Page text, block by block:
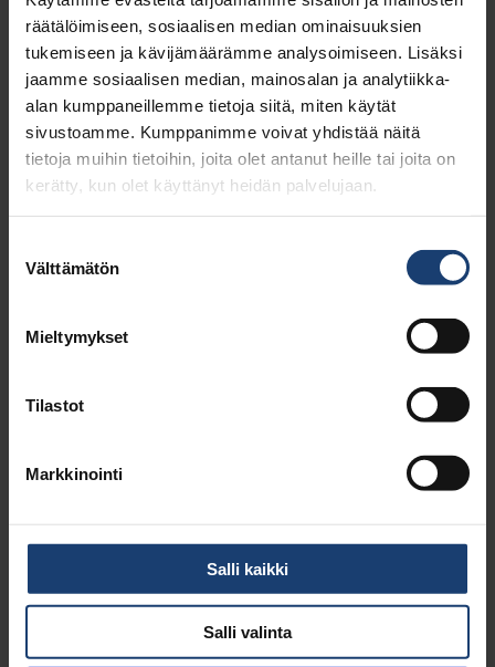
räätälöimiseen, sosiaalisen median ominaisuuksien
tukemiseen ja kävijämäärämme analysoimiseen. Lisäksi
jaamme sosiaalisen median, mainosalan ja analytiikka-
alan kumppaneillemme tietoja siitä, miten käytät
sivustoamme. Kumppanimme voivat yhdistää näitä
tietoja muihin tietoihin, joita olet antanut heille tai joita on
kerätty, kun olet käyttänyt heidän palvelujaan.
valinta
Välttämätön
Mieltymykset
Tilastot
Markkinointi
Salli kaikki
Salli valinta
kameralle suomeksi ja englanniksi. Video voi olla:
valmiiksi olemassa omassa (tai muussa)
somekanavassasi
TAI
lyhyt esittelyvideo, jonka lataat esim. Google
Driveen.
Hae tehtävää viimeistään 18.2.2026 lähettämällä
vapaamuotoinen hakemus ja CV pdf-muodossa
sekä mahdollinen linkki videoesimerkkiin
vera.hallikainen@puunjalostusinsinoorit.fi
. Laita
viestin otsikoksi
Jos sinulla heräsi kysymyksiä, laita viestiä: Vera
Hallikainen, kehityspäällikkö,